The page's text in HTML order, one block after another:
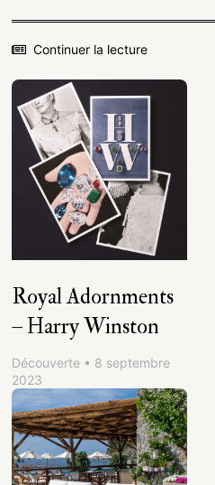
Continuer la lecture
Royal Adornments
– Harry Winston
Découverte • 8 septembre
2023